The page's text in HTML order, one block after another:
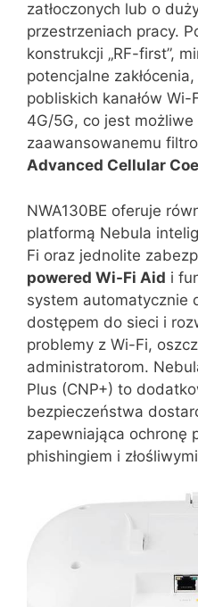
zatłoczonych lub o
przestrzeniach pracy.
konstrukcji „RF-first”,
potencjalne
pobliskich kanałów
4G/5G, co jest możliwe
zaawansowanemu
Advanced Cellular
NWA130BE oferuje
platformą Nebula
Fi oraz jednolite
powered Wi-Fi Aid i
system automatycznie
dostępem do sieci i
problemy z Wi-Fi,
administratorom.
Plus (CNP+) to
bezpieczeństwa
zapewniająca ochronę
phishingiem i